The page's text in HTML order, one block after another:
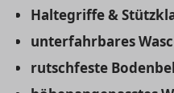
Haltegriffe &
unterfahrbares
rutschfeste